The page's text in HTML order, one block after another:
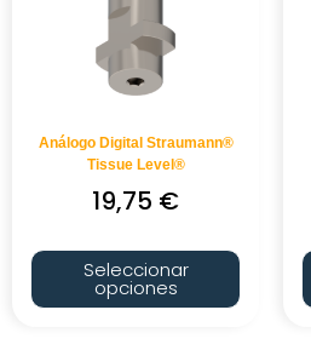
Análogo Digital Straumann®
Tissue Level®
19,75 €
Seleccionar
opciones